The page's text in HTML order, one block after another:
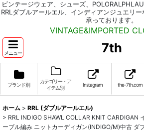
ビンテージウェア、シューズ、
RRLダブルアールエル、インディアンジュエリ
承っております。
VINTAGE&IMPORTED
メニュー 7th
ブランド別
カテゴリー・ア
イテム別
Instagram the-7th.com
ホーム > RRL (ダブルアールエル)
> RRL INDIGO SHAWL COLLAR KNIT CARDIGAN
ーブル編み ニットカーディガン(INDIGO/M)中古 ダ